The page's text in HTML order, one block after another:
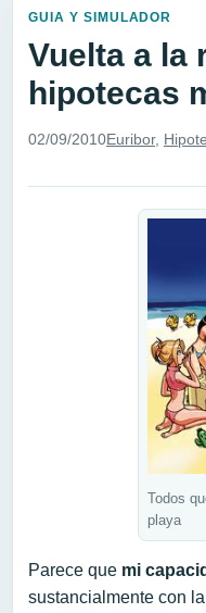
GUIA Y SIMULADOR
Vuelta a la
hipotecas
02/09/2010Euribor,
Todos
playa
Parece que mi
sustancialmente con